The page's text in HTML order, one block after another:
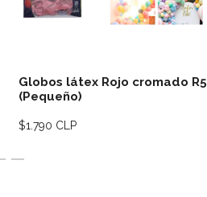
Globos látex Rojo cromado R5
(Pequeño)
$1.790 CLP